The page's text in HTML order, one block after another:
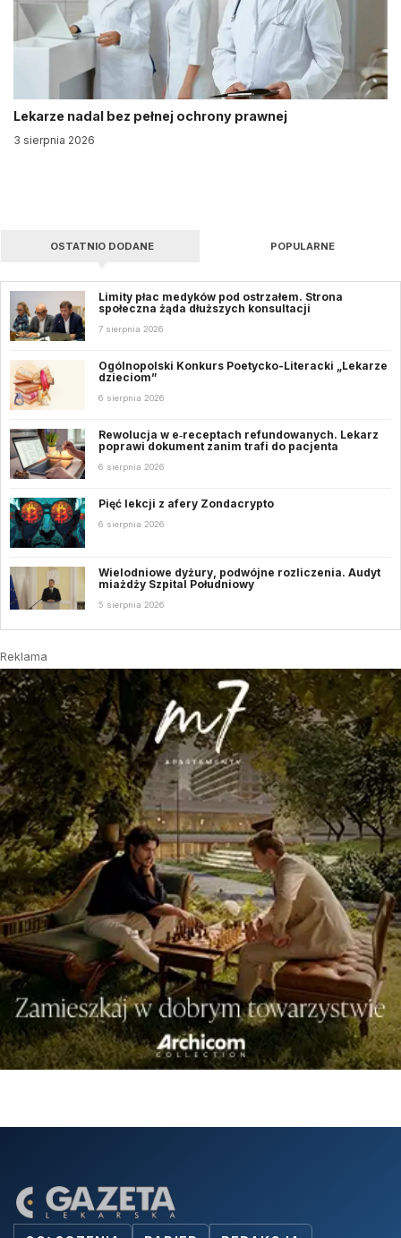
Lekarze nadal bez pełnej ochrony prawnej
3 sierpnia 2026
OSTATNIO DODANE POPULARNE
Limity płac medyków pod ostrzałem. Strona
społeczna żąda dłuższych konsultacji
7 sierpnia 2026
Ogólnopolski Konkurs Poetycko-Literacki „Lekarze
dzieciom”
6 sierpnia 2026
Rewolucja w e‑receptach refundowanych. Lekarz
poprawi dokument zanim trafi do pacjenta
6 sierpnia 2026
Pięć lekcji z afery Zondacrypto
6 sierpnia 2026
Wielodniowe dyżury, podwójne rozliczenia. Audyt
miażdży Szpital Południowy
5 sierpnia 2026
Reklama